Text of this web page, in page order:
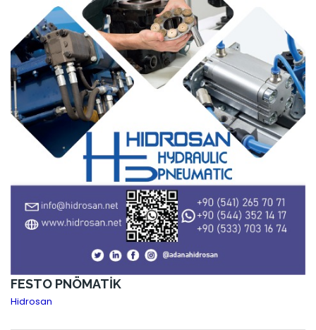
FESTO PNÖMATİK
Hidrosan